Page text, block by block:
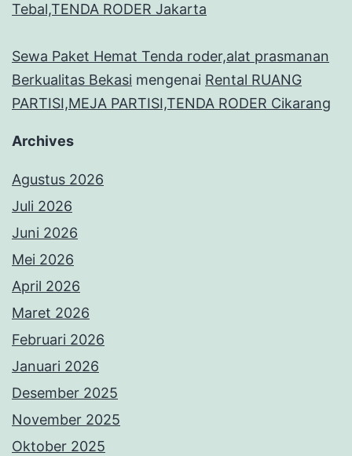
Tebal,TENDA RODER Jakarta
Sewa Paket Hemat Tenda roder,alat prasmanan
Berkualitas Bekasi mengenai Rental RUANG
PARTISI,MEJA PARTISI,TENDA RODER Cikarang
Archives
Agustus 2026
Juli 2026
Juni 2026
Mei 2026
April 2026
Maret 2026
Februari 2026
Januari 2026
Desember 2025
November 2025
Oktober 2025